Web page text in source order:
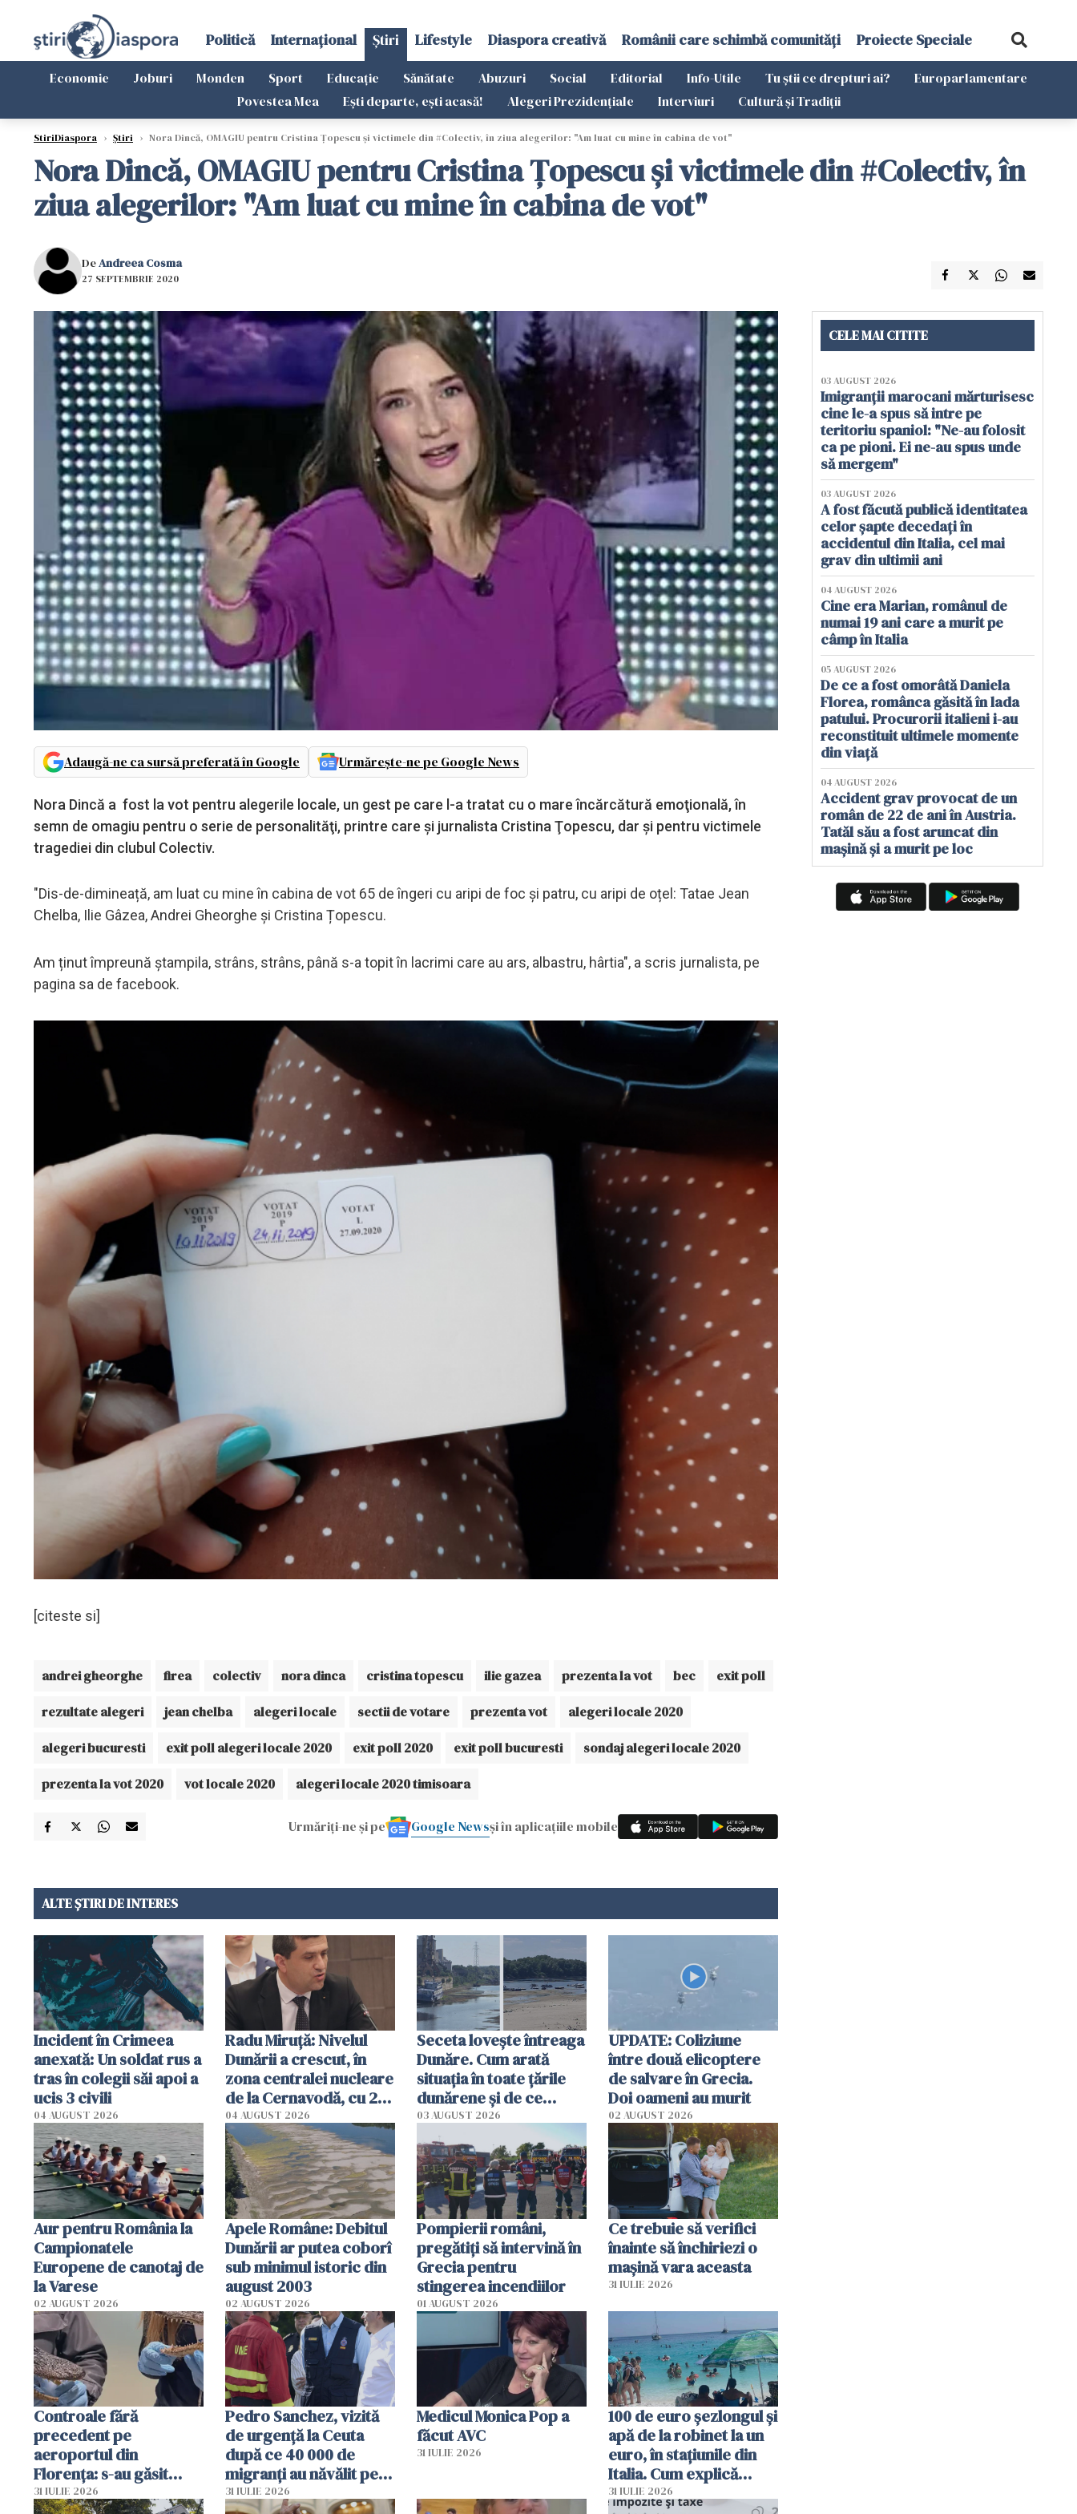
Politică Internațional Știri Lifestyle Diaspora creativă Românii care schimbă comunități Proiecte Speciale
Economie Joburi Monden Sport Educație Sănătate Abuzuri Social Editorial Info-Utile Tu știi ce drepturi ai?
Europarlamentare
Povestea Mea
Ești departe, ești acasă! Alegeri Prezidențiale Interviuri Cultură și Tradiții
StiriDiaspora › Știri › Nora Dincă, OMAGIU pentru Cristina Ţopescu şi victimele din #Colectiv, în ziua alegerilor: "Am luat cu mine în cabina de vot"
Nora Dincă, OMAGIU pentru Cristina Ţopescu şi victimele din #Colectiv, în
ziua alegerilor: "Am luat cu mine în cabina de vot"
DeAndreea Cosma
27 SEPTEMBRIE 2020
Adaugă-ne ca sursă preferată în Google Urmărește-ne pe Google News
Nora Dincă a fost la vot pentru alegerile locale, un gest pe care l-a tratat cu o mare încărcătură emoţională, în
semn de omagiu pentru o serie de personalităţi, printre care şi jurnalista Cristina Ţopescu, dar şi pentru victimele
tragediei din clubul Colectiv.
"Dis-de-dimineață, am luat cu mine în cabina de vot 65 de îngeri cu aripi de foc și patru, cu aripi de oțel: Tatae Jean
Chelba, Ilie Gâzea, Andrei Gheorghe și Cristina Țopescu.
Am ținut împreună ștampila, strâns, strâns, până s-a topit în lacrimi care au ars, albastru, hârtia", a scris jurnalista, pe
pagina sa de facebook.
[citeste si]
andrei gheorghe firea colectiv nora dinca cristina topescu ilie gazea prezenta la vot bec exit poll
rezultate alegeri jean chelba alegeri locale sectii de votare prezenta vot alegeri locale 2020
alegeri bucuresti exit poll alegeri locale 2020 exit poll 2020 exit poll bucuresti sondaj alegeri locale 2020
prezenta la vot 2020 vot locale 2020 alegeri locale 2020 timisoara
Urmăriți-ne și pe Google Newsși în aplicațiile mobile
ALTE ȘTIRI DE INTERES
Incident în Crimeea
anexată: Un soldat rus a
tras în colegii săi apoi a
ucis 3 civili
04 AUGUST 2026
Radu Miruţă: Nivelul
Dunării a crescut, în
zona centralei nucleare
de la Cernavodă, cu 2
cm faţă de ziua trecută
04 AUGUST 2026
Seceta lovește întreaga
Dunăre. Cum arată
situația în toate țările
dunărene și de ce
România resimte
efectele, deși a plouat
în iulie
03 AUGUST 2026
UPDATE: Coliziune
între două elicoptere
de salvare în Grecia.
Doi oameni au murit
02 AUGUST 2026
Aur pentru România la
Campionatele
Europene de canotaj de
la Varese
02 AUGUST 2026
Apele Române: Debitul
Dunării ar putea coborî
sub minimul istoric din
august 2003
02 AUGUST 2026
Pompierii români,
pregătiţi să intervină în
Grecia pentru
stingerea incendiilor
01 AUGUST 2026
Ce trebuie să verifici
înainte să închiriezi o
mașină vara aceasta
31 IULIE 2026
Controale fără
precedent pe
aeroportul din
Florența: s-au găsit
capete de aligator și o
31 IULIE 2026
Pedro Sanchez, vizită
de urgență la Ceuta
după ce 40 000 de
migranți au năvălit pe
teritoriul spaniol: „Vom
31 IULIE 2026
Medicul Monica Pop a
făcut AVC
31 IULIE 2026
100 de euro șezlongul și
apă de la robinet la un
euro, în stațiunile din
Italia. Cum explică
autoritățile
31 IULIE 2026
CELE MAI CITITE
03 AUGUST 2026
Imigranții marocani mărturisesc
cine le-a spus să intre pe
teritoriu spaniol: "Ne-au folosit
ca pe pioni. Ei ne-au spus unde
să mergem"
03 AUGUST 2026
A fost făcută publică identitatea
celor șapte decedați în
accidentul din Italia, cel mai
grav din ultimii ani
04 AUGUST 2026
Cine era Marian, românul de
numai 19 ani care a murit pe
câmp în Italia
05 AUGUST 2026
De ce a fost omorâtă Daniela
Florea, românca găsită în lada
patului. Procurorii italieni i-au
reconstituit ultimele momente
din viață
04 AUGUST 2026
Accident grav provocat de un
român de 22 de ani în Austria.
Tatăl său a fost aruncat din
mașină și a murit pe loc